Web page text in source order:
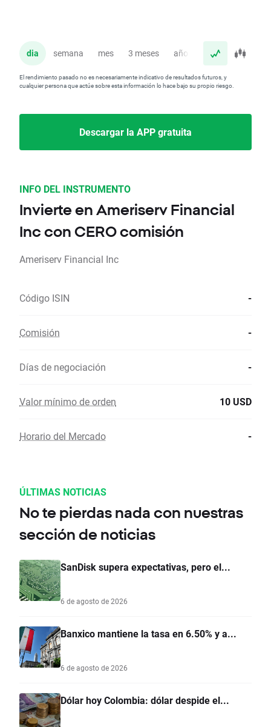
dia semana mes 3 meses año
El rendimiento pasado no es necesariamente indicativo de resultados futuros, y
cualquier persona que actúe sobre esta información lo hace bajo su propio riesgo.
Descargar la APP gratuita
INFO DEL INSTRUMENTO
Invierte en Ameriserv Financial
Inc con CERO comisión
Ameriserv Financial Inc
Código ISIN -
Comisión -
Días de negociación -
Valor mínimo de orden 10 USD
Horario del Mercado -
ÚLTIMAS NOTICIAS
No te pierdas nada con nuestras
sección de noticias
SanDisk supera expectativas, pero el...
6 de agosto de 2026
Banxico mantiene la tasa en 6.50% y a...
6 de agosto de 2026
Dólar hoy Colombia: dólar despide el...